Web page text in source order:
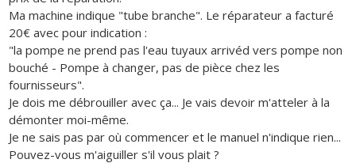
Ma machine indique "tube branche". Le réparateur a facturé
20€ avec pour indication :
"la pompe ne prend pas l'eau tuyaux arrivéd vers pompe non
bouché - Pompe à changer, pas de pièce chez les
fournisseurs".
Je dois me débrouiller avec ça... Je vais devoir m'atteler à la
démonter moi-même.
Je ne sais pas par où commencer et le manuel n'indique rien...
Pouvez-vous m'aiguiller s'il vous plait ?